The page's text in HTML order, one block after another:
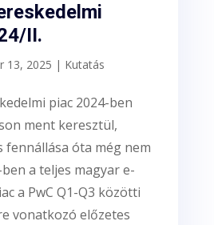
II.
13, 2025 | Kutatás
piac 2024-ben
ment keresztül,
fennállása óta még nem
a teljes magyar e-
a PwC Q1-Q3 közötti
vonatkozó előzetes